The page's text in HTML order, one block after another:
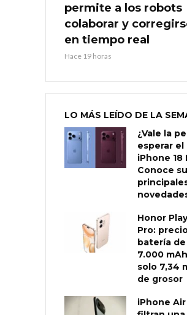
permite a los robots
colaborar y
en tiempo real
Hace 19 horas
LO MÁS LEÍDO DE LA
¿Vale la
esperar el
iPhone 18
Conoce
Honor Play
Pro:
batería de
7.000
solo 7,34
de grosor
iPhone Air